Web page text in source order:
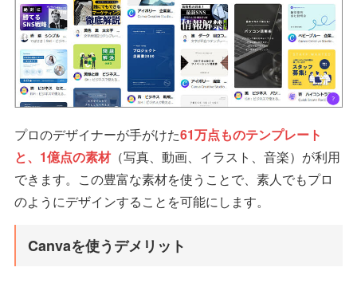
プロのデザイナーが手がけた61万点ものテンプレート
と、1億点の素材（写真、動画、イラスト、音楽）が利用
できます。この豊富な素材を使うことで、素人でもプロ
のようにデザインすることを可能にします。
Canvaを使うデメリット